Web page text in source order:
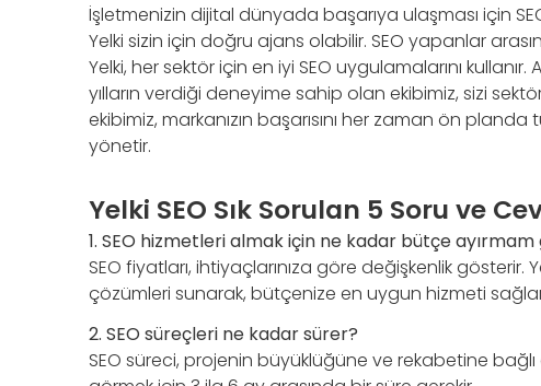
İşletmenizin dijital dünyada başarıya ulaşması için
Yelki sizin için doğru ajans olabilir. SEO yapanlar
Yelki, her sektör için en iyi SEO uygulamalarını
yılların verdiği deneyime sahip olan ekibimiz, sizi
ekibimiz, markanızın başarısını her zaman ön
yönetir.
Yelki SEO Sık Sorulan 5 Soru ve
1. SEO hizmetleri almak için ne kadar bütçe
SEO fiyatları, ihtiyaçlarınıza göre değişkenlik gösterir.
çözümleri sunarak, bütçenize en uygun hizmeti
2. SEO süreçleri ne kadar sürer?
SEO süreci, projenin büyüklüğüne ve rekabetine bağlı